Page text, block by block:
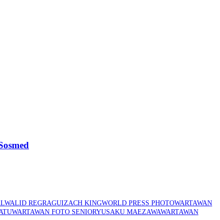
WALID REGRAGUIZACH KINGWORLD PRESS PHOTOWARTAWAN
WARTAWAN FOTO SENIORYUSAKU MAEZAWAWARTAWAN